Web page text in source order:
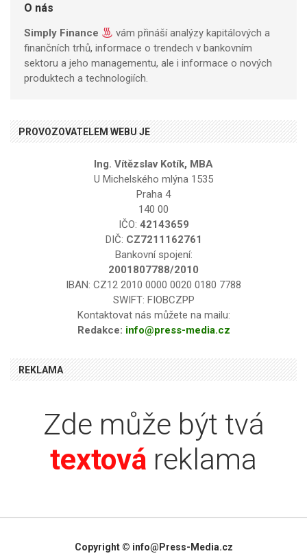
O nás
Simply Finance
vám přináší analýzy kapitálových a
finančních trhů, informace o trendech v bankovním
sektoru a jeho managementu, ale i informace o nových
produktech a technologiích.
PROVOZOVATELEM WEBU JE
Ing. Vítězslav Kotík, MBA
U Michelského mlýna 1535
Praha 4
140 00
IČO: 42143659
DIČ: CZ7211162761
Bankovní spojení:
2001807788/2010
IBAN: CZ12 2010 0000 0020 0180 7788
SWIFT: FIOBCZPP
Kontaktovat nás můžete na mailu:
Redakce: info@press-media.cz
REKLAMA
Zde může být tvá
textová reklama
Copyright © info@Press-Media.cz